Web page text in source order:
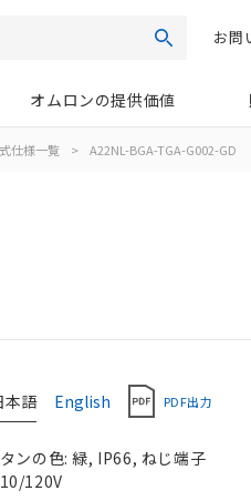
検索お問
オムロンの提供価値
仕様一覧 > A22NL-BGA-TGA-G002-GD
本語 English PDF出力
ンの色: 緑, IP66, ねじ端子
120V